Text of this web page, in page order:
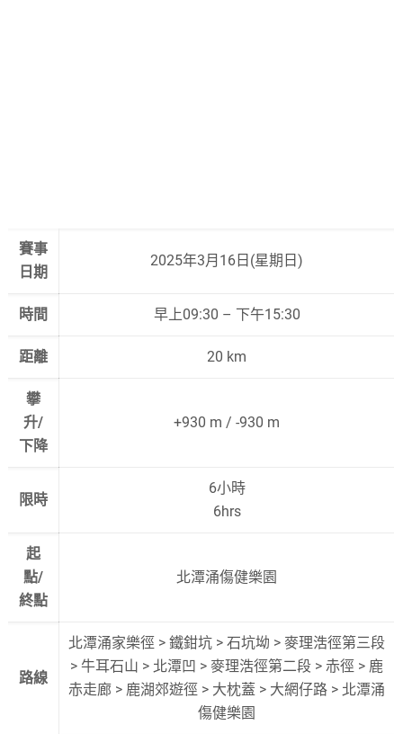
賽事
日期
2025年3月16日(星期日)
時間 早上09:30 – 下午15:30
距離 20 km
攀
升/
下降
+930 m / -930 m
限時
6小時
6hrs
起
點/
終點
北潭涌傷健樂園
路線
北潭涌家樂徑 > 鐵鉗坑 > 石坑坳 > 麥理浩徑第三段
> 牛耳石山 > 北潭凹 > 麥理浩徑第二段 > 赤徑 > 鹿
赤走廊 > 鹿湖郊遊徑 > 大枕蓋 > 大網仔路 > 北潭涌
傷健樂園